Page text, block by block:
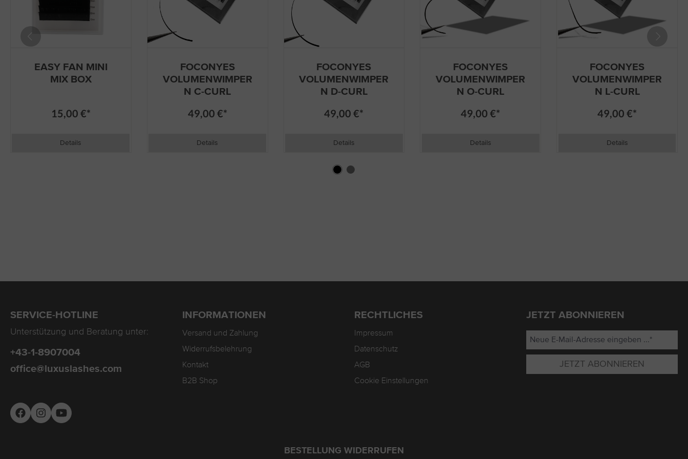
EASY FAN MINI
MIX BOX
15,00 €*
Details
FOCONYES
VOLUMENWIMPER
N C-CURL
49,00 €*
Details
FOCONYES
VOLUMENWIMPER
N D-CURL
49,00 €*
Details
FOCONYES
VOLUMENWIMPER
N O-CURL
49,00 €*
Details
FOCONYES
VOLUMENWIMPER
N L-CURL
49,00 €*
Details
SERVICE-HOTLINE
Unterstützung und Beratung unter:
+43-1-8907004
office@luxuslashes.com
INFORMATIONEN
Versand und Zahlung
Widerrufsbelehrung
Kontakt
B2B Shop
RECHTLICHES
Impressum
Datenschutz
AGB
Cookie Einstellungen
JETZT ABONNIEREN
JETZT ABONNIEREN
BESTELLUNG WIDERRUFEN